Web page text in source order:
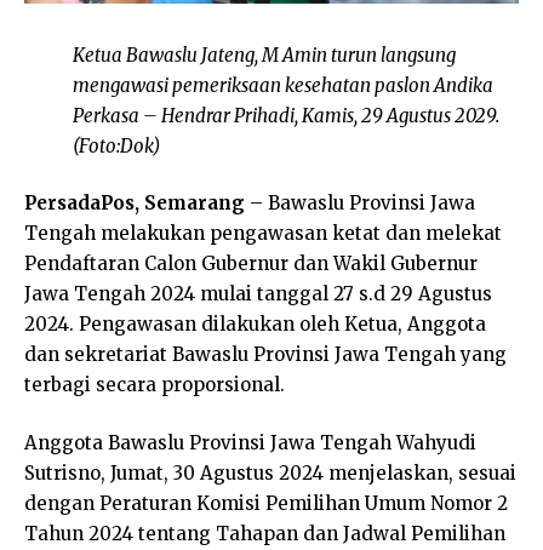
Ketua Bawaslu Jateng, M Amin turun langsung
mengawasi pemeriksaan kesehatan paslon Andika
Perkasa – Hendrar Prihadi, Kamis, 29 Agustus 2029.
(Foto:Dok)
PersadaPos, Semarang – Bawaslu Provinsi Jawa
Tengah melakukan pengawasan ketat dan melekat
Pendaftaran Calon Gubernur dan Wakil Gubernur
Jawa Tengah 2024 mulai tanggal 27 s.d 29 Agustus
2024. Pengawasan dilakukan oleh Ketua, Anggota
dan sekretariat Bawaslu Provinsi Jawa Tengah yang
terbagi secara proporsional.
Anggota Bawaslu Provinsi Jawa Tengah Wahyudi
Sutrisno, Jumat, 30 Agustus 2024 menjelaskan, sesuai
dengan Peraturan Komisi Pemilihan Umum Nomor 2
Tahun 2024 tentang Tahapan dan Jadwal Pemilihan